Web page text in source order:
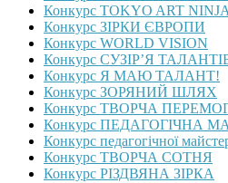
Конкурс TOKYO ART NINJA
Конкурс ЗІРКИ ЄВРОПИ
Конкурс WORLD VISION
Конкурс СУЗІР’Я
Конкурс Я МАЮ ТАЛАНТ!
Конкурс ЗОРЯНИЙ ШЛЯХ
Конкурс ТВОРЧА
Конкурс ПЕДАГОГІЧНА
Конкурс педагогічної
Конкурс ТВОРЧА СОТНЯ
Конкурс РІЗДВЯНА ЗІРКА